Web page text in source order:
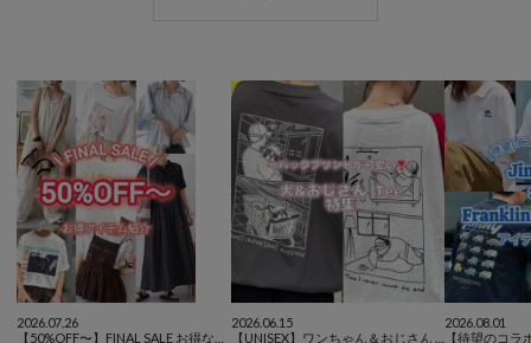
2026.07.26
2026.06.15
2026.08.01